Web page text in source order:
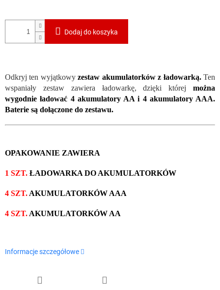
Dodaj do koszyka
Odkryj ten wyjątkowyzestaw akumulatorków z ładowarką.Ten
wspaniały zestaw zawiera ładowarkę, dzięki której można
wygodnie ładować 4 akumulatory AA i 4 akumulatory AAA.
Baterie są dołączone do zestawu.
OPAKOWANIE ZAWIERA
1 SZT. ŁADOWARKA DO AKUMULATORKÓW
4 SZT. AKUMULATORKÓW AAA
4 SZT. AKUMULATORKÓW AA
Informacje szczegółowe